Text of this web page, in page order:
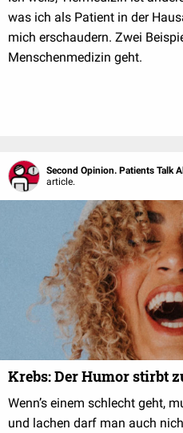
was ich als Patient in der
mich erschaudern. Zwei
Menschenmedizin geht.
Second Opinion. Patients Talk
article.
Krebs: Der Humor stirbt
Wenn’s einem schlecht geht,
und lachen darf man auch